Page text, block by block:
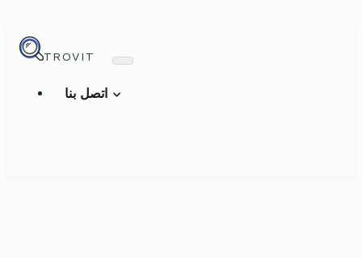
TROVIT